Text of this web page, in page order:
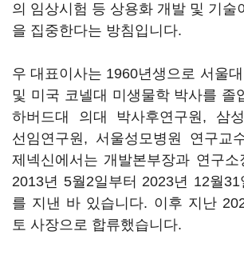
의 임상시험 등 상용화 개발 및 기술
을 집중한다는 방침입니다.
우 대표이사는 1960년생으로 서울
및 미국 코넬대 미생물학 박사를 졸
하버드대 의대 박사후연구원, 삼
선임연구원, 서울성모병원 연구교
제넥신에서는 개발본부장과 연구
2013년 5월2일부터 2023년 12월
를 지낸 바 있습니다. 이후 지난
토 사장으로 합류했습니다.